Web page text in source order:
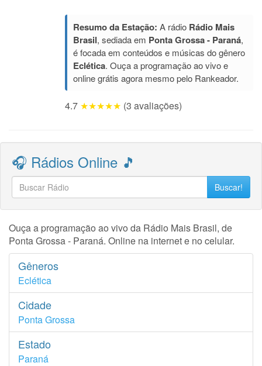
Resumo da Estação: A rádio Rádio Mais
Brasil, sediada em Ponta Grossa - Paraná,
é focada em conteúdos e músicas do gênero
Eclética. Ouça a programação ao vivo e
online grátis agora mesmo pelo Rankeador.
4.7 ★★★★★ (3 avaliações)
🎧 Rádios Online 🎵
Buscar!
Ouça a programação ao vivo da Rádio Mais Brasil, de
Ponta Grossa - Paraná. Online na internet e no celular.
Gêneros
Eclética
Cidade
Ponta Grossa
Estado
Paraná